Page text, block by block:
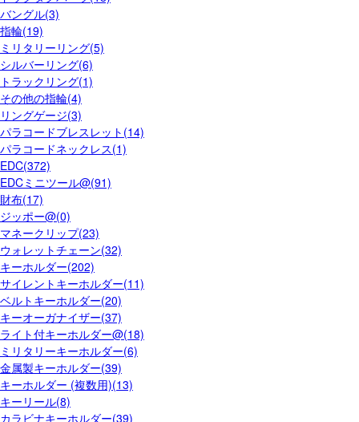
バングル(3)
指輪(19)
ミリタリーリング(5)
シルバーリング(6)
トラックリング(1)
その他の指輪(4)
リングゲージ(3)
パラコードブレスレット(14)
パラコードネックレス(1)
EDC(372)
EDCミニツール@(91)
財布(17)
ジッポー@(0)
マネークリップ(23)
ウォレットチェーン(32)
キーホルダー(202)
サイレントキーホルダー(11)
ベルトキーホルダー(20)
キーオーガナイザー(37)
ライト付キーホルダー@(18)
ミリタリーキーホルダー(6)
金属製キーホルダー(39)
キーホルダー (複数用)(13)
キーリール(8)
カラビナキーホルダー(39)